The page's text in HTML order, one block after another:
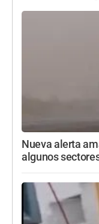
Nueva alerta
algunos